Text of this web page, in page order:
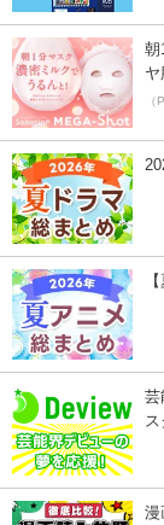
朝
ヤ
芸
漫